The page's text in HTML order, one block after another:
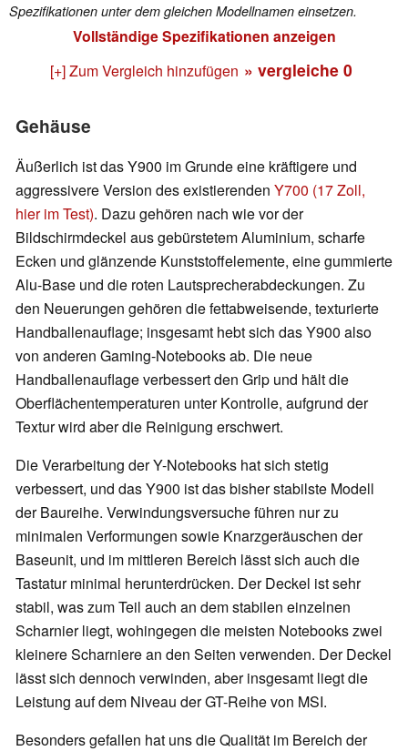
Spezifikationen unter dem gleichen Modellnamen einsetzen.
Vollständige Spezifikationen anzeigen
[+] Zum Vergleich hinzufügen » vergleiche 0
Gehäuse
Äußerlich ist das Y900 im Grunde eine kräftigere und
aggressivere Version des existierenden Y700 (17 Zoll,
hier im Test). Dazu gehören nach wie vor der
Bildschirmdeckel aus gebürstetem Aluminium, scharfe
Ecken und glänzende Kunststoffelemente, eine gummierte
Alu-Base und die roten Lautsprecherabdeckungen. Zu
den Neuerungen gehören die fettabweisende, texturierte
Handballenauflage; insgesamt hebt sich das Y900 also
von anderen Gaming-Notebooks ab. Die neue
Handballenauflage verbessert den Grip und hält die
Oberflächentemperaturen unter Kontrolle, aufgrund der
Textur wird aber die Reinigung erschwert.
Die Verarbeitung der Y-Notebooks hat sich stetig
verbessert, und das Y900 ist das bisher stabilste Modell
der Baureihe. Verwindungsversuche führen nur zu
minimalen Verformungen sowie Knarzgeräuschen der
Baseunit, und im mittleren Bereich lässt sich auch die
Tastatur minimal herunterdrücken. Der Deckel ist sehr
stabil, was zum Teil auch an dem stabilen einzelnen
Scharnier liegt, wohingegen die meisten Notebooks zwei
kleinere Scharniere an den Seiten verwenden. Der Deckel
lässt sich dennoch verwinden, aber insgesamt liegt die
Leistung auf dem Niveau der GT-Reihe von MSI.
Besonders gefallen hat uns die Qualität im Bereich der